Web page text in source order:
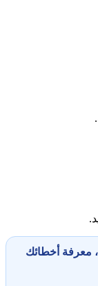
معرفة أخطائك